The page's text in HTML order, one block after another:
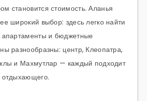
становится стоимость. Аланья
широкий выбор: здесь легко найти
и бюджетные
разнообразны: центр, Клеопатра,
и Махмутлар — каждый подходит